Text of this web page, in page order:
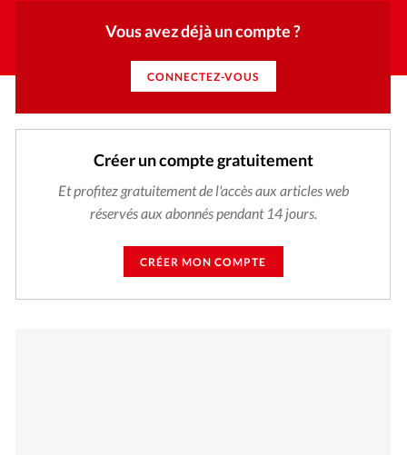
Vous avez déjà un compte ?
CONNECTEZ-VOUS
Créer un compte gratuitement
Et profitez gratuitement de l'accès aux articles web
réservés aux abonnés pendant 14 jours.
CRÉER MON COMPTE